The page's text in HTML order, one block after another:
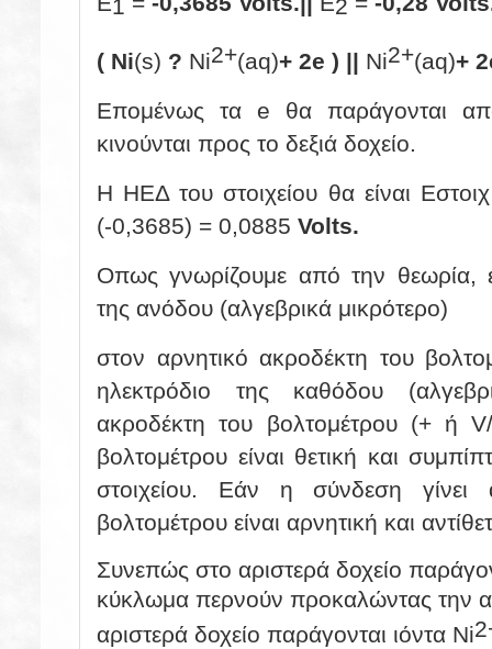
1 2
( Ni(s) ? Ni2+(aq)+ 2e ) || Ni2+(aq)+
Eπομένως τα e θα παράγονται
κινούνται προς το δεξιά δοχείο.
Η ΗΕΔ του στοιχείου θα είναι
(-0,3685) = 0,0885 Volts.
Οπωςγνωρίζουμε από την θεωρία,
της ανόδου (αλγεβρικά μικρότερο)
στον αρνητικό ακροδέκτη του
ηλεκτρόδιο της καθόδου
ακροδέκτη του βολτομέτρου (+ ή
βολτομέτρου είναι θετική και
στοιχείου. Εάν η σύνδεση γίνει
βολτομέτρου είναι αρνητική και
Συνεπώς στο αριστερά δοχείο
κύκλωμα περνούν προκαλώντας την
αριστερά δοχείο παράγονται ιόντα Ni